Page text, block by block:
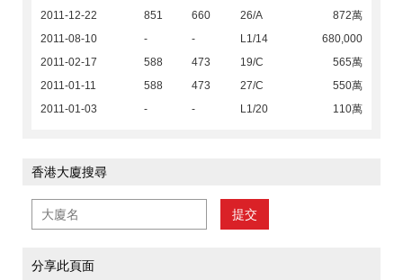
2011-12-22
851 660 26/A
872萬
2011-08-10
- - L1/14
680,000
2011-02-17
588 473 19/C
565萬
2011-01-11
588 473 27/C
550萬
2011-01-03
- - L1/20 110萬
香港大廈搜尋
提交
分享此頁面